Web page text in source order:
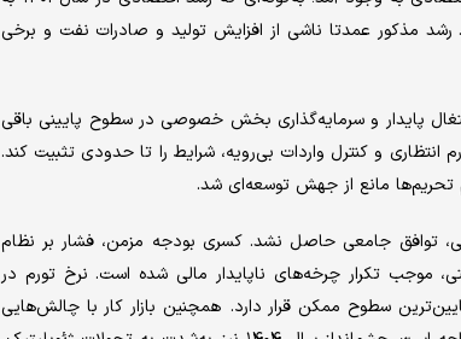
حدود ۴.۶درصد دست منتهی شد. رشد مذکور عمدتا ناشی از افزایش تولید و صادرات نفت و برخی
پایدار و سرمایه‌گذاری بخش خصوصی در سطوح پایینی باقی
انتظاری و کنترل واردات بی‌رویه، شرایط را تا حدودی تثبیت کند.
تحریم‌ها مانع از جهش توسعه‌ای شد.
توافق جامعی حاصل نشد. کسری بودجه مزمن، فشار بر نظام
موجب تکرار چرخه‌های ناپایدار مالی شده است. نرخ تورم در
در پایین‌ترین سطوح ممکن قرار دارد. همچنین بازار کار با چالش‌هایی